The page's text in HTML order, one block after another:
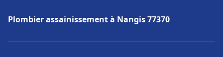
Plombier assainissement à Nangis 77370